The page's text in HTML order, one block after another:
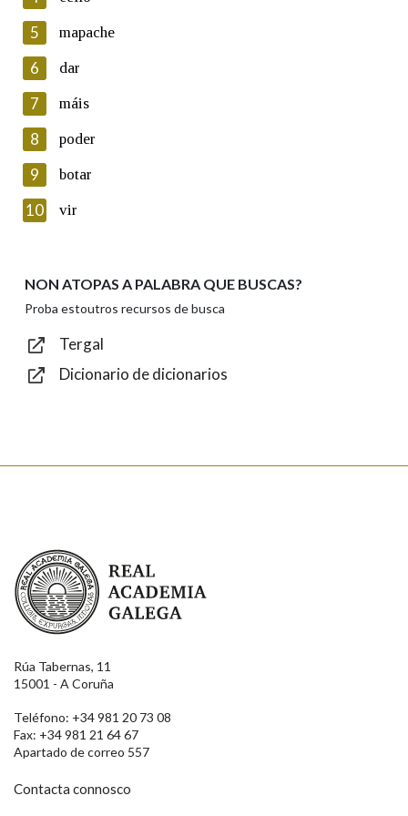
Lin e acepto as condicións da política de
Introduce o código que aparece na imaxe:
Texto de verificación
Enviar
5 mapache
6 dar
7 máis
8 poder
9 botar
10 vir
NON ATOPAS A PALABRA QUE BUSCAS?
Proba estoutros recursos de busca
Tergal
Dicionario de dicionarios
Real Academia Galega
Rúa Tabernas, 11
15001 - A Coruña
Teléfono: +34 981 20 73 08
Fax: +34 981 21 64 67
Apartado de correo 557
Contacta connosco